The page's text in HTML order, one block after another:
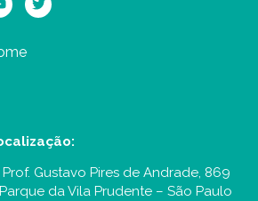
Prof. Gustavo Pires de Andrade, 869
da Vila Prudente – São Paulo